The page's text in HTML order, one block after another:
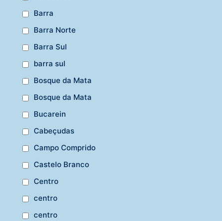
Barra
Barra Norte
Barra Sul
barra sul
Bosque da Mata
Bosque da Mata
Bucarein
Cabeçudas
Campo Comprido
Castelo Branco
Centro
centro
centro